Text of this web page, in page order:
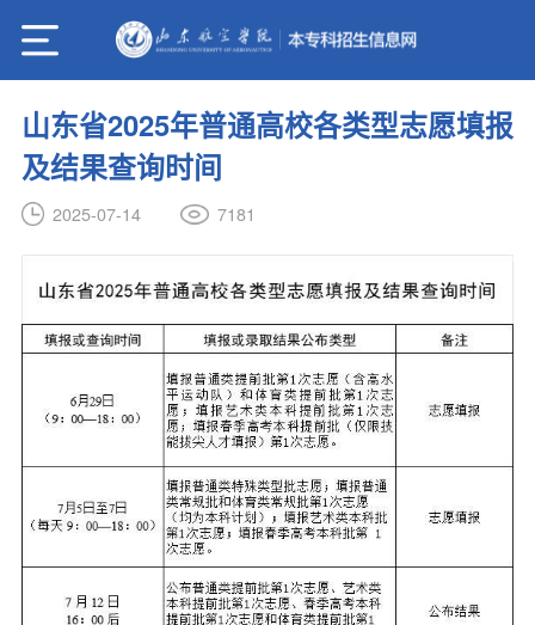
山东省2025年普通高校各类型志愿填报
及结果查询时间
2025-07-14 7181